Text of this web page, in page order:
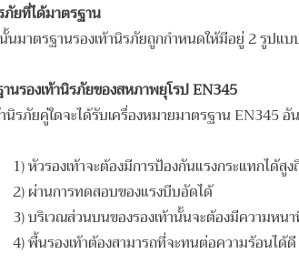
ภัยที่ได้มาตรฐาน
มาตรฐานรองเท้านิรภัยถูกกำหนดให้มีอยู่ 2 รูปแบ
นรองเท้านิรภัยของสหภาพยุโรปEN345
นิรภัยคู่ใดจะได้รับเครื่องหมายมาตรฐาน EN345
1) หัวรองเท้าจะต้องมีการป้องกันแรงกระแทกได้สู
2) ผ่านการทดสอบของแรงบีบอัดได้
3) บริเวณส่วนบนของรองเท้านั้นจะต้องมีความหน
4) พื้นรองเท้าต้องสามารถที่จะทนต่อความร้อนไ